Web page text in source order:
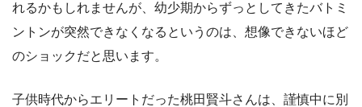
れるかもしれませんが、幼少期からずっとしてきたバトミ
ントンが突然できなくなるというのは、想像できないほど
のショックだと思います。
子供時代からエリートだった桃田賢斗さんは、謹慎中に別